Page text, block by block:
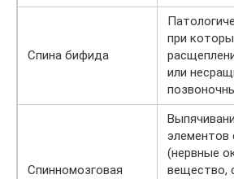
Спина бифида
при
или
Спинномозговая
элементов
(нервные
вещество,